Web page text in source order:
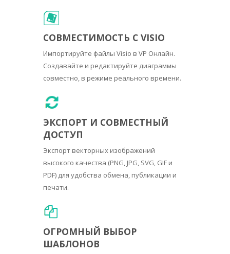
СОВМЕСТИМОСТЬ С VISIO
Импортируйте файлы Visio в VP Онлайн.
Создавайте и редактируйте диаграммы
совместно, в режиме реального времени.
ЭКСПОРТ И СОВМЕСТНЫЙ
ДОСТУП
Экспорт векторных изображений
высокого качества (PNG, JPG, SVG, GIF и
PDF) для удобства обмена, публикации и
печати.
ОГРОМНЫЙ ВЫБОР
ШАБЛОНОВ